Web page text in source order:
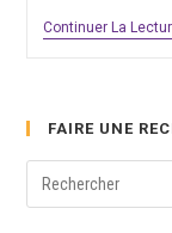
Continuer La
FAIRE UNE